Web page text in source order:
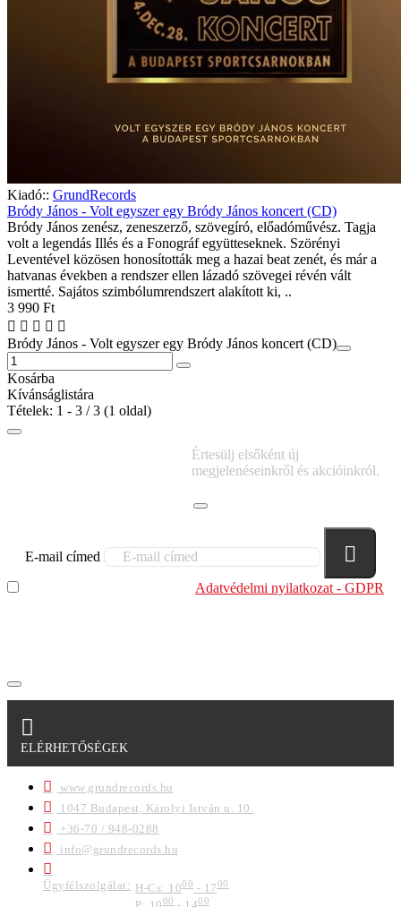
Kiadó:: GrundRecords
Bródy János - Volt egyszer egy Bródy János koncert (CD)
Bródy János zenész, zeneszerző, szövegíró, előadóművész. Tagja
volt a legendás Illés és a Fonográf együtteseknek. Szörényi
Leventével közösen honosították meg a hazai beat zenét, és már a
hatvanas években a rendszer ellen lázadó szövegei révén vált
ismertté. Sajátos szimbólumrendszert alakított ki, ..
3 990 Ft
Bródy János - Volt egyszer egy Bródy János koncert (CD)
Kosárba
Kívánságlistára
Tételek: 1 - 3 / 3 (1 oldal)
Értesülj elsőként új
megjelenéseinkről és akcióinkról.
E-mail címed
Adatvédelmi nyilatkozat - GDPR
ELÉRHETŐSÉGEK
www.grundrecords.hu
1047 Budapest, Károlyi István u. 10.
+36-70 / 948-0288
info@grundrecords.hu
Ügyfélszolgálat: H-Cs: 1000 - 1700
00 00